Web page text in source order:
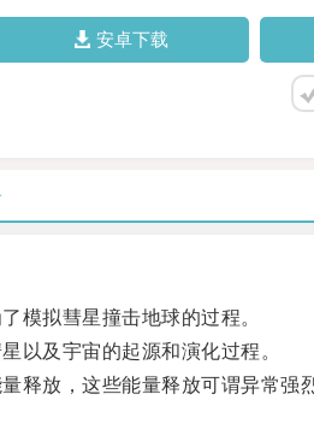
安卓下载
拟彗星撞击地球的过程。
及宇宙的起源和演化过程。
放，这些能量释放可谓异常强